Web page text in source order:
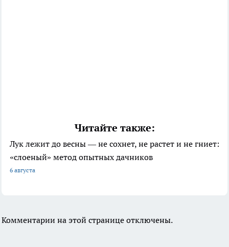
Читайте также:
Лук лежит до весны — не сохнет, не растет и не гниет:
«слоеный» метод опытных дачников
6 августа
Комментарии на этой странице отключены.